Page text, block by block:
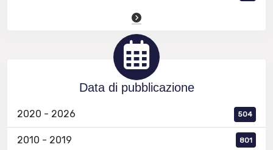
Data di pubblicazione
2020 - 2026 504
2010 - 2019 801